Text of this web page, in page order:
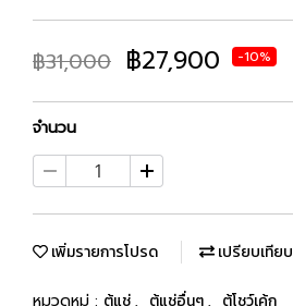
฿31,000 ฿27,900 -10%
จำนวน
เพิ่มรายการโปรด เปรียบเทียบ
หมวดหมู่ : ตู้แช่, ตู้แช่อื่นๆ, ตู้โชว์เค้ก